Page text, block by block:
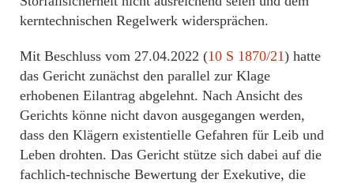
kerntechnischen Regelwerk widersprächen.
Mit Beschluss vom 27.04.2022 (10 S 1870/21) hatte
das Gericht zunächst den parallel zur Klage
erhobenen Eilantrag abgelehnt. Nach Ansicht des
Gerichts könne nicht davon ausgegangen werden,
dass den Klägern existentielle Gefahren für Leib und
Leben drohten. Das Gericht stütze sich dabei auf die
fachlich-technische Bewertung der Exekutive, die